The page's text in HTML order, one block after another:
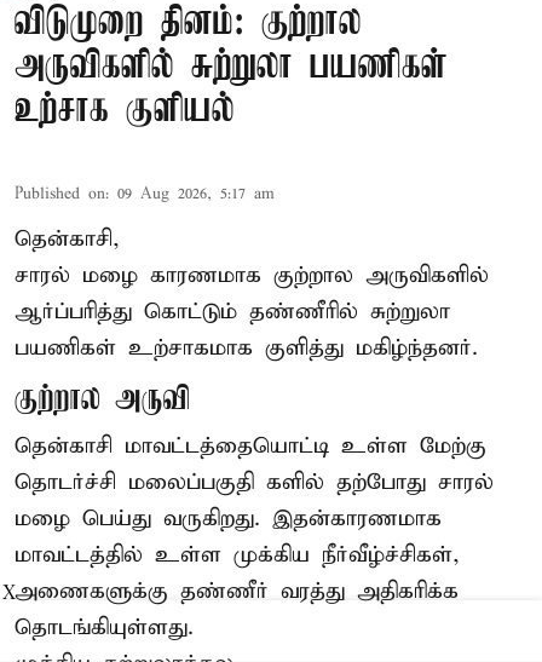
விடுமுறை தினம்: குற்றால
அருவிகளில் சுற்றுலா பயணிகள்
உற்சாக குளியல்
Published on: 09 Aug 2026, 5:17 am
தென்காசி,
சாரல் மழை காரணமாக குற்றால அருவிகளில்
ஆர்ப்பரித்து கொட்டும் தண்ணீரில் சுற்றுலா
பயணிகள் உற்சாகமாக குளித்து மகிழ்ந்தனர்.
குற்றால அருவி
தென்காசி மாவட்டத்தையொட்டி உள்ள மேற்கு
தொடர்ச்சி மலைப்பகுதி களில் தற்போது சாரல்
மழை பெய்து வருகிறது. இதன்காரணமாக
மாவட்டத்தில் உள்ள முக்கிய நீர்வீழ்ச்சிகள்,
அணைகளுக்கு தண்ணீர் வரத்து அதிகரிக்க
தொடங்கியுள்ளது.
X